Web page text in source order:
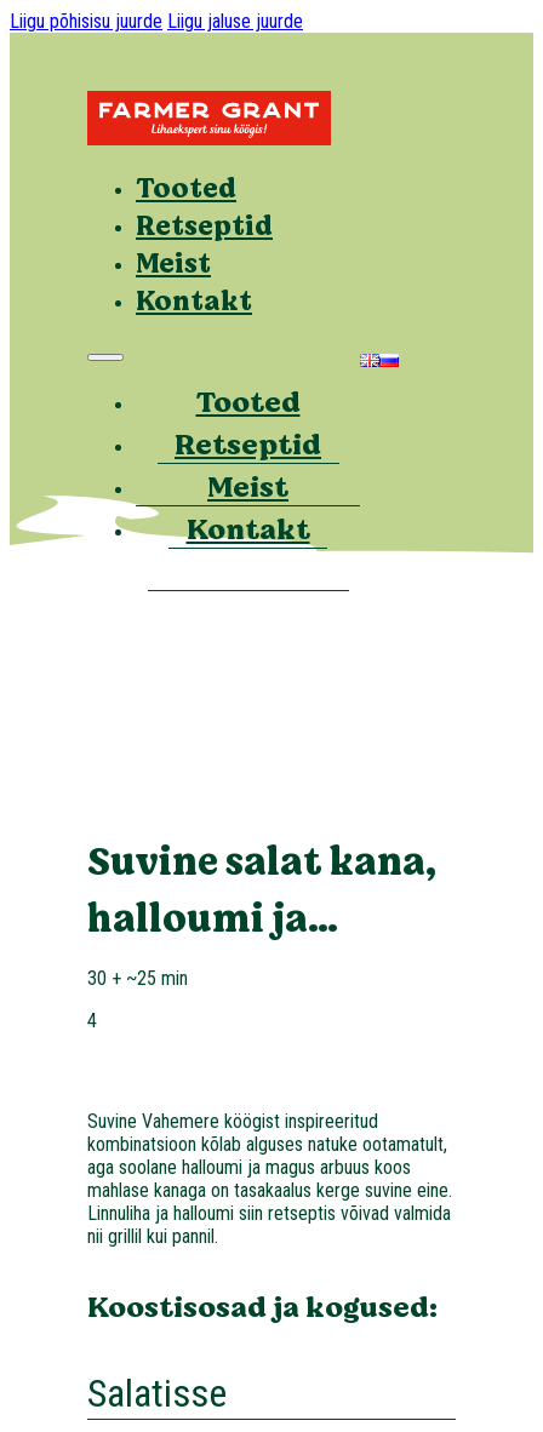
Liigu põhisisu juurde Liigu jaluse juurde
Tooted
Retseptid
Meist
Kontakt
Tooted
Retseptid
Meist
Kontakt
Suvine salat kana,
halloumi ja
arbuusiga
30 + ~25 min
4
Suvine Vahemere köögist inspireeritud
kombinatsioon kõlab alguses natuke ootamatult,
aga soolane halloumi ja magus arbuus koos
mahlase kanaga on tasakaalus kerge suvine eine.
Linnuliha ja halloumi siin retseptis võivad valmida
nii grillil kui pannil.
Koostisosad ja kogused:
Salatisse